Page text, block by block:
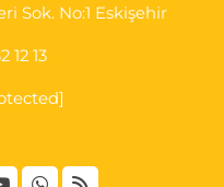
Sok. No:1 Eskişehir
12 13